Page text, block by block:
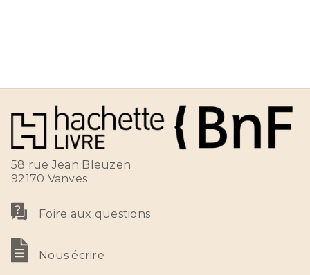
58 rue Jean Bleuzen
92170 Vanves
Foire aux questions
Nous écrire